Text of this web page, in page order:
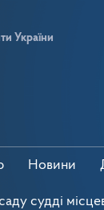
України
Новини
судді